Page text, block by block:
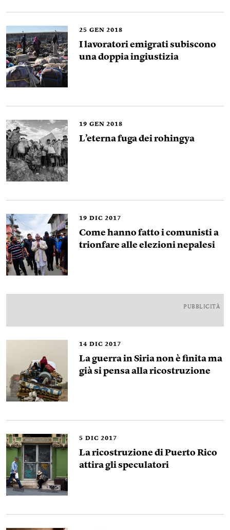
25 GEN 2018
I lavoratori emigrati subiscono
una doppia ingiustizia
19 GEN 2018
L’eterna fuga dei rohingya
19 DIC 2017
Come hanno fatto i comunisti a
trionfare alle elezioni nepalesi
PUBBLICITÀ
14 DIC 2017
La guerra in Siria non è finita ma
già si pensa alla ricostruzione
5 DIC 2017
La ricostruzione di Puerto Rico
attira gli speculatori